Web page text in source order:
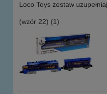
Loco Toys zestaw
(wzór 22) (1)